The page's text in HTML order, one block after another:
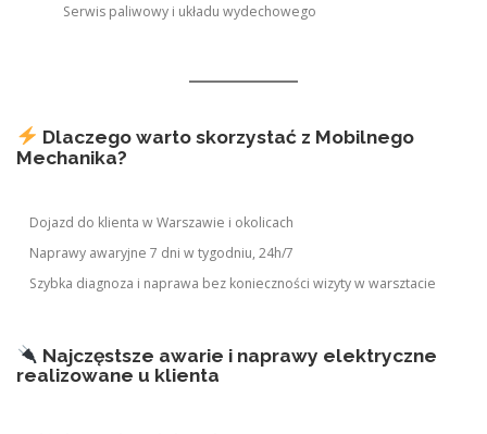
Serwis paliwowy i układu wydechowego
Dlaczego warto skorzystać z Mobilnego
Mechanika?
Dojazd do klienta w Warszawie i okolicach
Naprawy awaryjne 7 dni w tygodniu, 24h/7
Szybka diagnoza i naprawa bez konieczności wizyty w warsztacie
Najczęstsze awarie i naprawy elektryczne
realizowane u klienta